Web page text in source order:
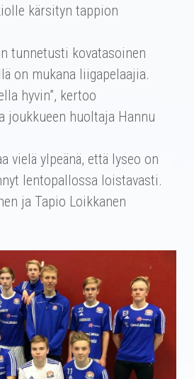
kärsityn tappion
tunnetusti kovatasoinen
on mukana liigapelaajia.
hyvin”, kertoo
joukkueen huoltaja Hannu
vielä ylpeänä, että lyseo on
lentopallossa loistavasti.
ja Tapio Loikkanen